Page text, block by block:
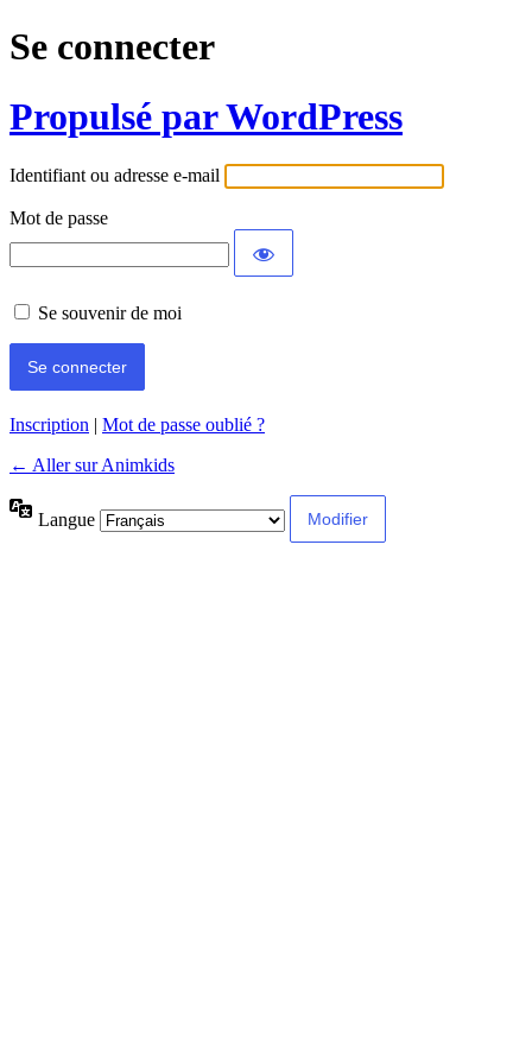
Se connecter
Propulsé par WordPress
Identifiant ou adresse e-mail
Mot de passe
Se souvenir de moi
Inscription | Mot de passe oublié ?
← Aller sur Animkids
Langue